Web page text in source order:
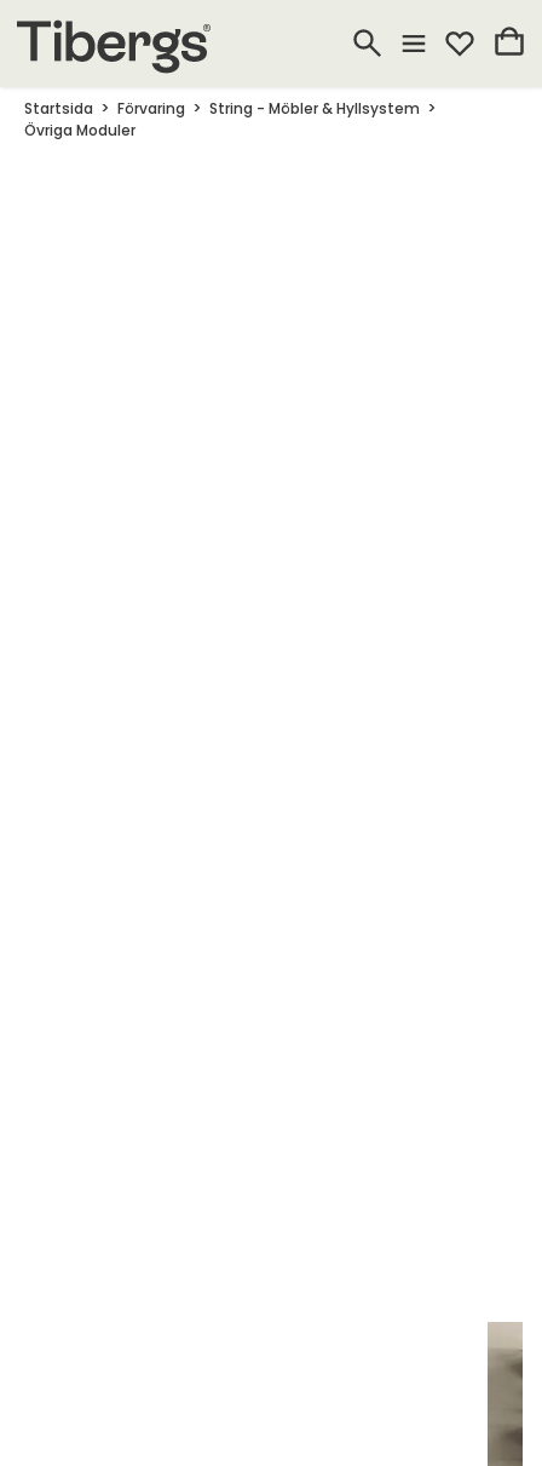
Startsida Förvaring
String - Möbler & Hyllsystem
Övriga Moduler